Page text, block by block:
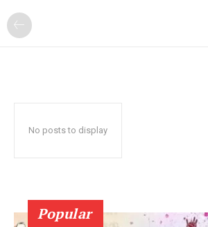
No posts to display
Popular